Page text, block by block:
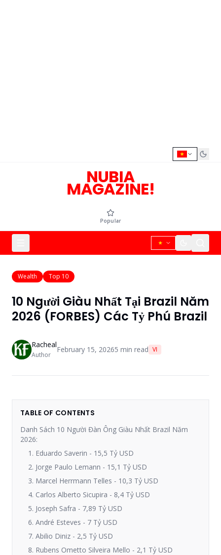
NUBIA
MAGAZINE!
Popular
Wealth Top 10
10 Người Giàu Nhất Tại Brazil Năm
2026 (FORBES) Các Tỷ Phú Brazil
Racheal
Author
February 15, 20265 min read VI
TABLE OF CONTENTS
Danh Sách 10 Người Đàn Ông Giàu Nhất Brazil Năm
2026:
1. Eduardo Saverin - 15,5 Tỷ USD
2. Jorge Paulo Lemann - 15,1 Tỷ USD
3. Marcel Herrmann Telles - 10,3 Tỷ USD
4. Carlos Alberto Sicupira - 8,4 Tỷ USD
5. Joseph Safra - 7,89 Tỷ USD
6. André Esteves - 7 Tỷ USD
7. Abilio Diniz - 2,5 Tỷ USD
8. Rubens Ometto Silveira Mello - 2,1 Tỷ USD